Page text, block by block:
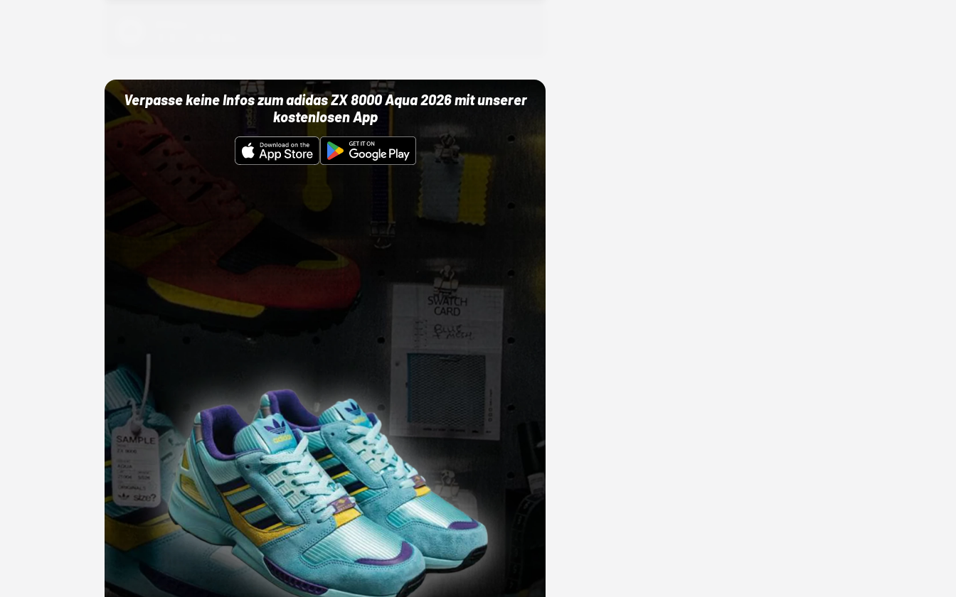
Verpasse keine Infos zum adidas ZX 8000 Aqua 2026 mit unserer
kostenlosen App